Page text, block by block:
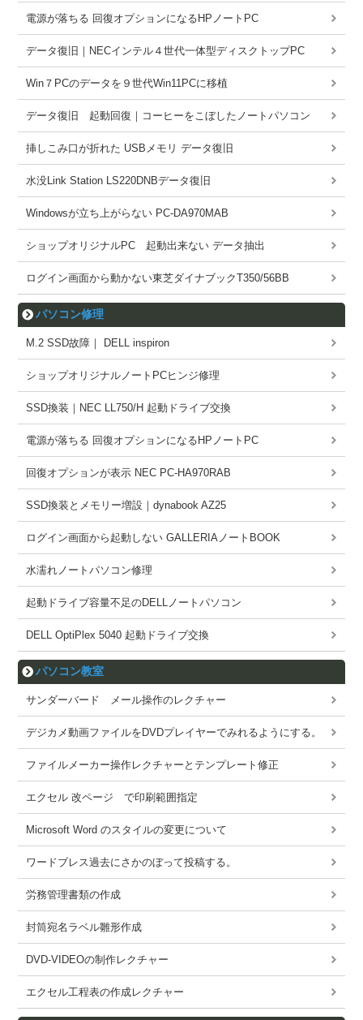
電源が落ちる 回復オプションになるHPノートPC
データ復旧｜NECインテル４世代一体型ディスクトップPC
Win７PCのデータを９世代Win11PCに移植
データ復旧 起動回復｜コーヒーをこぼしたノートパソコン
挿しこみ口が折れた USBメモリ データ復旧
水没Link Station LS220DNBデータ復旧
Windowsが立ち上がらない PC-DA970MAB
ショップオリジナルPC 起動出来ない データ抽出
ログイン画面から動かない東芝ダイナブックT350/56BB
パソコン修理
M.2 SSD故障｜ DELL inspiron
ショップオリジナルノートPCヒンジ修理
SSD換装｜NEC LL750/H 起動ドライブ交換
電源が落ちる 回復オプションになるHPノートPC
回復オプションが表示 NEC PC-HA970RAB
SSD換装とメモリー増設｜dynabook AZ25
ログイン画面から起動しない GALLERIAノートBOOK
水濡れノートパソコン修理
起動ドライブ容量不足のDELLノートパソコン
DELL OptiPlex 5040 起動ドライブ交換
パソコン教室
サンダーバード メール操作のレクチャー
デジカメ動画ファイルをDVDプレイヤーでみれるようにする。
ファイルメーカー操作レクチャーとテンプレート修正
エクセル 改ページ で印刷範囲指定
Microsoft Word のスタイルの変更について
ワードブレス過去にさかのぼって投稿する。
労務管理書類の作成
封筒宛名ラベル雛形作成
DVD-VIDEOの制作レクチャー
エクセル工程表の作成レクチャー